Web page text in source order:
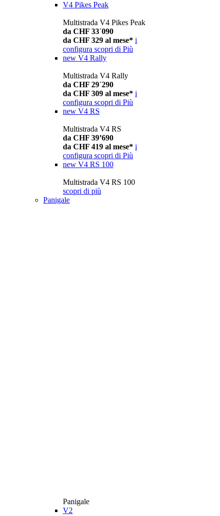
V4 Pikes Peak
Multistrada V4 Pikes Peak
da CHF 33´090
da CHF 329 al mese* i
configura scopri di Più
new V4 Rally
Multistrada V4 Rally
da CHF 29´290
da CHF 309 al mese* i
configura scopri di Più
new V4 RS
Multistrada V4 RS
da CHF 39’690
da CHF 419 al mese* i
configura scopri di Più
new V4 RS 100
Multistrada V4 RS 100
scopri di più
Panigale
Panigale
V2